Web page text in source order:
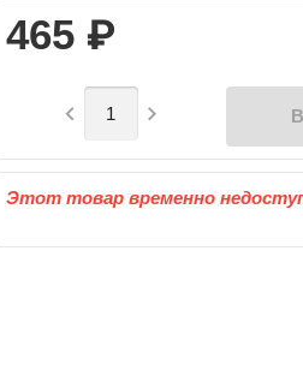
465 ₽
 
Этот товар временно